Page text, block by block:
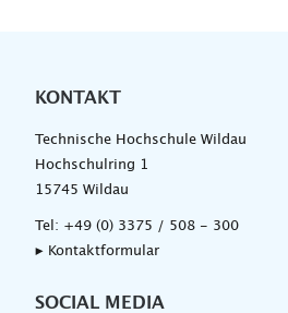
KONTAKT
Technische Hochschule Wildau
Hochschulring 1
15745 Wildau
Tel: +49 (0) 3375 / 508 - 300
▸ Kontaktformular
SOCIAL MEDIA